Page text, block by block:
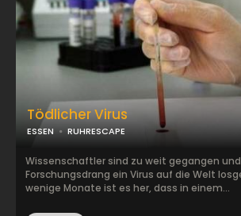
Tödlicher Virus
ESSEN RUHRESCAPE
Wissenschaftler sind zu weit gegangen
Forschungsdrang ein Virus auf die Welt
wenige Monate ist es her, dass in einem...